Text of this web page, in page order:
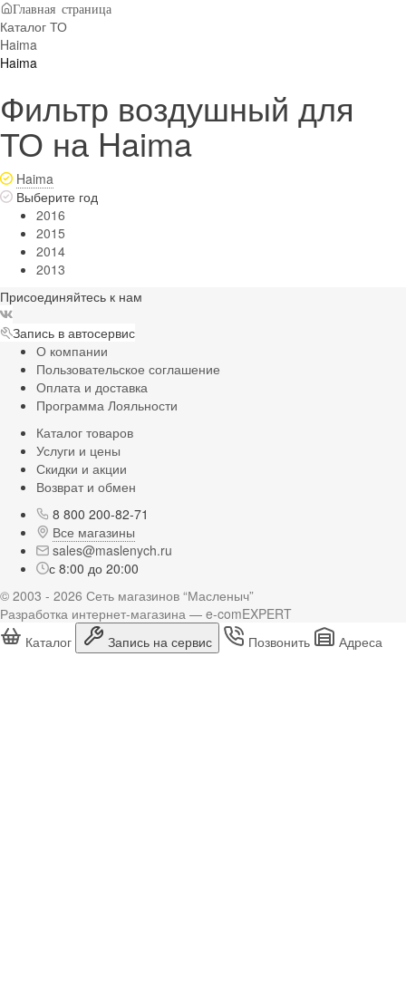
Главная страница
Каталог ТО
Haima
Haima
Фильтр воздушный для
ТО на Haima
Haima
Выберите год
2016
2015
2014
2013
Присоединяйтесь к нам
Запись в автосервис
О компании
Пользовательское соглашение
Оплата и доставка
Программа Лояльности
Каталог товаров
Услуги и цены
Скидки и акции
Возврат и обмен
8 800 200-82-71
Все магазины
sales@maslenych.ru
с 8:00 до 20:00
© 2003 - 2026 Сеть магазинов “Масленыч”
Разработка интернет-магазина — e-comEXPERT
Каталог
Запись на сервис Позвонить Адреса